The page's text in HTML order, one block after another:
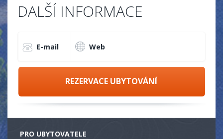
DALŠÍ INFORMACE
E-mail Web
REZERVACE UBYTOVÁNÍ
PRO UBYTOVATELE